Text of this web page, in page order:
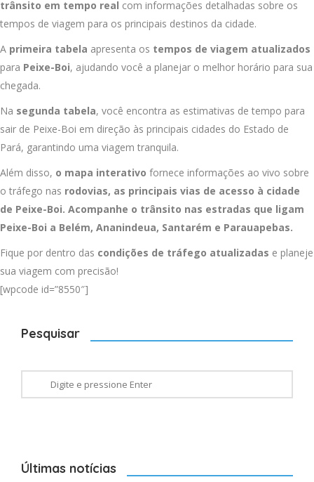
trânsito em tempo real com informações detalhadas sobre os
tempos de viagem para os principais destinos da cidade.
A primeira tabela apresenta os tempos de viagem atualizados
para Peixe-Boi, ajudando você a planejar o melhor horário para sua
chegada.
Na segunda tabela, você encontra as estimativas de tempo para
sair de Peixe-Boi em direção às principais cidades do Estado de
Pará, garantindo uma viagem tranquila.
Além disso, o mapa interativo fornece informações ao vivo sobre
o tráfego nas rodovias, as principais vias de acesso à cidade
de Peixe-Boi. Acompanhe o trânsito nas estradas que ligam
Peixe-Boi a Belém, Ananindeua, Santarém e Parauapebas.
Fique por dentro das condições de tráfego atualizadas e planeje
sua viagem com precisão!
[wpcode id=”8550″]
Pesquisar
Últimas notícias